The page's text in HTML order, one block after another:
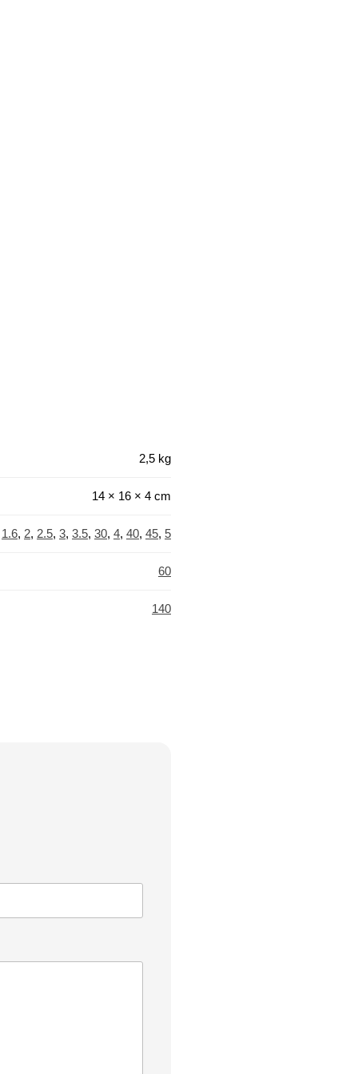
2,5 kg
14 × 16 × 4 cm
1.6, 2, 2.5, 3, 3.5, 30, 4, 40, 45, 5
60
140